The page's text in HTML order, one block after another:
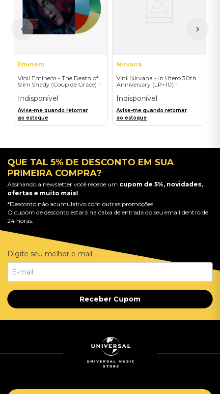
Eminem
Vinil Eminem - The Death of
Slim Shady (Coup de Grâce) -
Indisponível
Avise-me quando retornar
ao estoque
Nirvana
Vinil Nirvana - In Utero 30th
Anniversary (LP+10) -
Indisponível
Avise-me quando retornar
ao estoque
QUE TAL 5% DE DESCONTO EM SUA
PRIMEIRA COMPRA?
Assinando a newsletter você recebe um cupom de 5%, novidades,
ofertas e muito mais!
*Desconto não acumulativo com outras promoções.
O cupom de desconto estará na caixa de entrada do seu email dentro de
24 horas.
Digite seu melhor e-mail
Receber Cupom